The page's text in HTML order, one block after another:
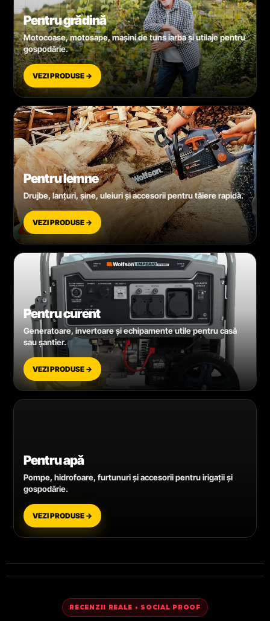
Pentru grădină
Motocoase, motosape, mașini de tuns iarba și utilaje pentru
gospodărie.
VEZI PRODUSE →
Pentru lemne
Drujbe, lanțuri, șine, uleiuri și accesorii pentru tăiere rapidă.
VEZI PRODUSE →
Pentru curent
Generatoare, invertoare și echipamente utile pentru casă
sau șantier.
VEZI PRODUSE →
Pentru apă
Pompe, hidrofoare, furtunuri și accesorii pentru irigații și
gospodărie.
VEZI PRODUSE →
RECENZII REALE • SOCIAL PROOF